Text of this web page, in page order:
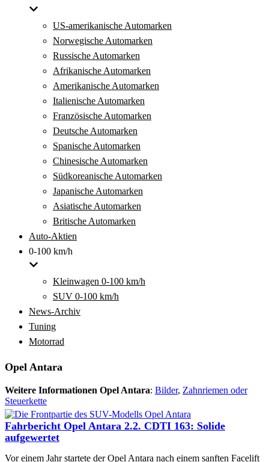
US-amerikanische Automarken
Norwegische Automarken
Russische Automarken
Afrikanische Automarken
Amerikanische Automarken
Italienische Automarken
Französische Automarken
Deutsche Automarken
Spanische Automarken
Chinesische Automarken
Südkoreanische Automarken
Japanische Automarken
Asiatische Automarken
Britische Automarken
Auto-Aktien
0-100 km/h
Kleinwagen 0-100 km/h
SUV 0-100 km/h
News-Archiv
Tuning
Motorrad
Opel Antara
Weitere Informationen Opel Antara: Bilder, Zahnriemen oder
Steuerkette
Fahrbericht Opel Antara 2.2. CDTI 163: Solide
aufgewertet
Vor einem Jahr startete der Opel Antara nach einem sanften Facelift